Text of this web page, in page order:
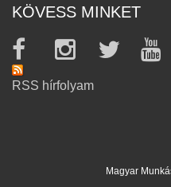
KÖVESS MINKET
RSS hírfolyam
Magyar